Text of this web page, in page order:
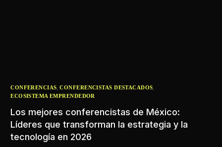
CONFERENCIAS,CONFERENCISTAS DESTACADOS,
ECOSISTEMA EMPRENDEDOR
Los mejores conferencistas de México:
Líderes que transforman la estrategia y la
tecnología en 2026